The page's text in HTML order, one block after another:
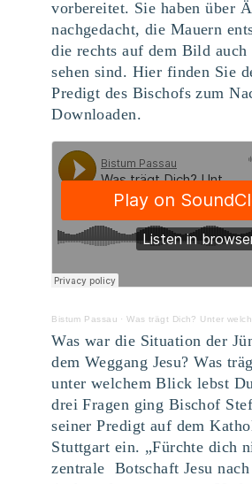
vorbereitet. Sie haben über
nachgedacht, die Mauern
die rechts auf dem Bild auch
sehen sind. Hier finden Sie
Predigt des Bischofs zum
Downloaden.
Bistum Passau ·Was trägt Dich? Unter
Was war die Situation der
dem Weggang Jesu? Was
unter welchem Blick lebst
drei Fragen ging Bischof
seiner Predigt auf dem
Stuttgart ein. „Fürchte dich
zentrale Botschaft Jesu